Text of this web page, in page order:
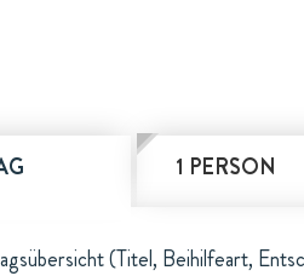
1 PERSON
(Titel, Beihilfeart,